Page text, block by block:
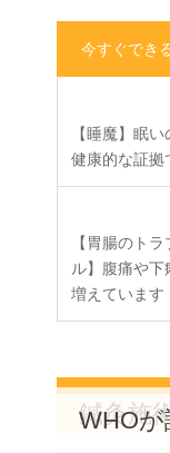
今すぐでき
【睡魔】眠い
健康的な証拠
【胃腸のトラ
ル】腹痛や下
増えています
MENU
鍼灸施
WHO